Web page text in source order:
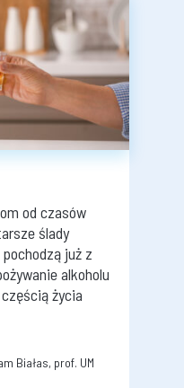
od czasów
ślady
już z
alkoholu
życia
Białas, prof. UM